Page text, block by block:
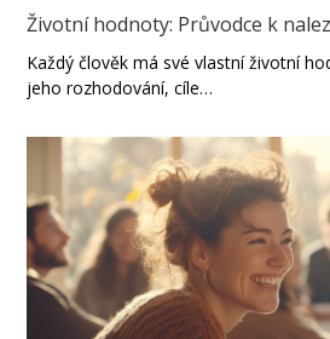
Životní hodnoty: Průvodce k
Každý člověk má své vlastní životní
jeho rozhodování, cíle…